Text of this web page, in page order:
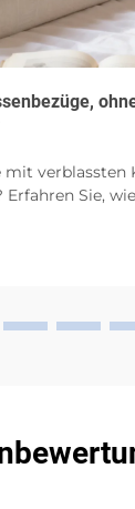
mit verblassten
Erfahren Sie,
Waschmittel
Bewahren